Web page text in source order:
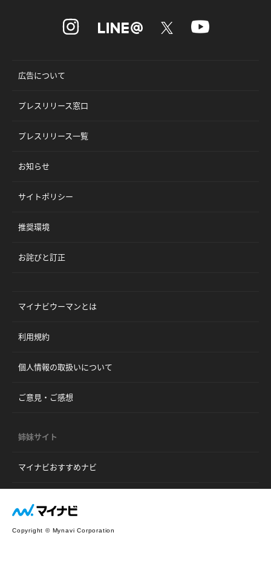
広告について
プレスリリース窓口
プレスリリース一覧
お知らせ
サイトポリシー
推奨環境
お詫びと訂正
マイナビウーマンとは
利用規約
個人情報の取扱いについて
ご意見・ご感想
姉妹サイト
マイナビおすすめナビ
Copyright © Mynavi Corporation